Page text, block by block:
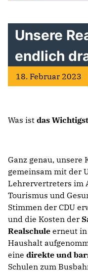
Unsere
endlich
18. Februar 2023
Was ist das
Ganz genau, unsere
gemeinsam mit der
Lehrervertreters im
Tourismus und
Stimmen der CDU
und die Kosten der
Realschule erneut
Haushalt
eine direkte und
Schulen zum